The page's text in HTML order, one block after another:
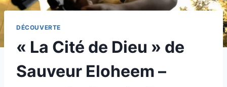
DÉCOUVERTE
« La Cité de Dieu » de
Sauveur Eloheem –